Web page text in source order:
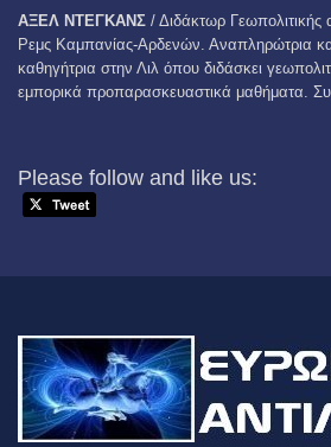
ΑΞΕΛ ΝΤΕΓΚΑΝΣ / Διδάκτωρ Γεωπολιτικής
Ρεμς Καμπανίας-Αρδενών. Αναπληρώτρια
καθηγήτρια στην Λιλ όπου διδάσκει
εμπορικά προπαρασκευαστικά μαθήματα.
Please follow and like us: